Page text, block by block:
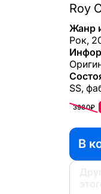
Roy
Жанр
Рок,
SS,
3980₽
В